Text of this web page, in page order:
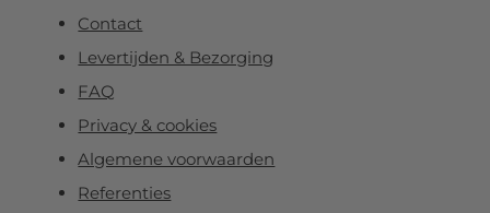
Contact
Levertijden & Bezorging
FAQ
Privacy & cookies
Algemene voorwaarden
Referenties